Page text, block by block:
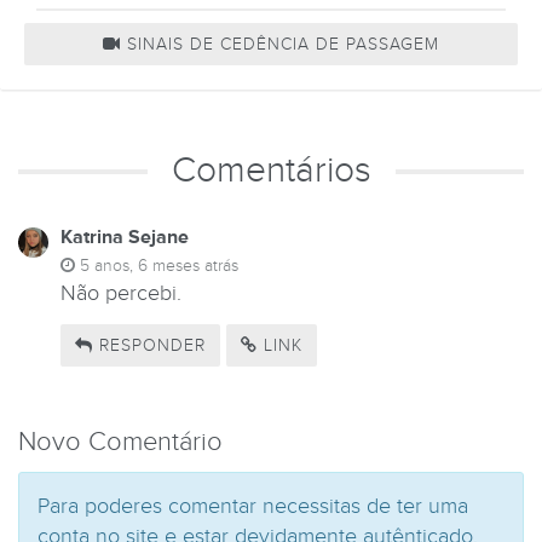
SINAIS DE CEDÊNCIA DE PASSAGEM
Comentários
Katrina Sejane
5 anos, 6 meses atrás
Não percebi.
RESPONDER LINK
Novo Comentário
Para poderes comentar necessitas de ter uma
conta no site e estar devidamente autênticado.